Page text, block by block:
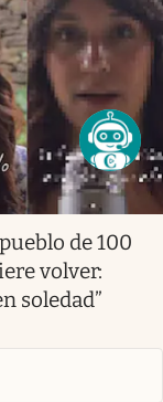
de 100
volver:
soledad”